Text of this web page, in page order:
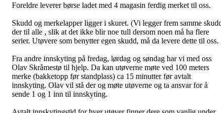
Foreldre leverer børse ladet med 4 magasin ferdig merket til oss.
Skudd og merkelapper ligger i skuret. (Vi legger frem samme
der til alle , slik at det ikke blir noe tull dersom noen må ha flere
serier. Utøvere som benytter egen skudd, må da levere dette til oss.
Fra andre innskyting på fredag, lørdag og søndag har vi med oss
Olav Skråmestø til hjelp. Da kan utøverne møte ved 100 meters
merke (bakketopp før standplass) ca 15 minutter før avtalt
innskyting. Olav vil stå der og møte utøverne og ta ansvar for å
sende 1 og 1 inn til innskyting.